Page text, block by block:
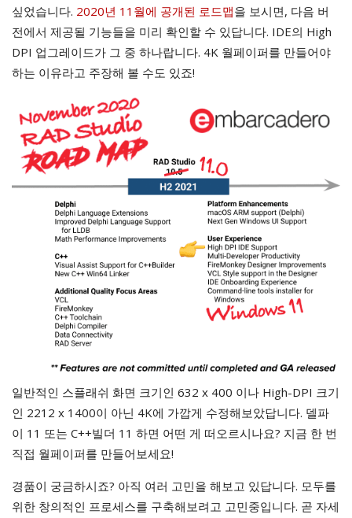
싶었습니다. 2020년 11월에 공개된 로드맵을 보시면, 다음 버
전에서 제공될 기능들을 미리 확인할 수 있답니다. IDE의 High
DPI 업그레이드가 그 중 하나랍니다. 4K 월페이퍼를 만들어야
하는 이유라고 주장해 볼 수도 있죠!
일반적인 스플래쉬 화면 크기인 632 x 400 이나 High-DPI 크기
인 2212 x 1400이 아닌 4K에 가깝게 수정해보았답니다. 델파
이 11 또는 C++빌더 11 하면 어떤 게 떠오르시나요? 지금 한 번
직접 월페이퍼를 만들어보세요!
경품이 궁금하시죠? 아직 여러 고민을 해보고 있답니다. 모두를
위한 창의적인 프로세스를 구축해보려고 고민중입니다. 곧 자세